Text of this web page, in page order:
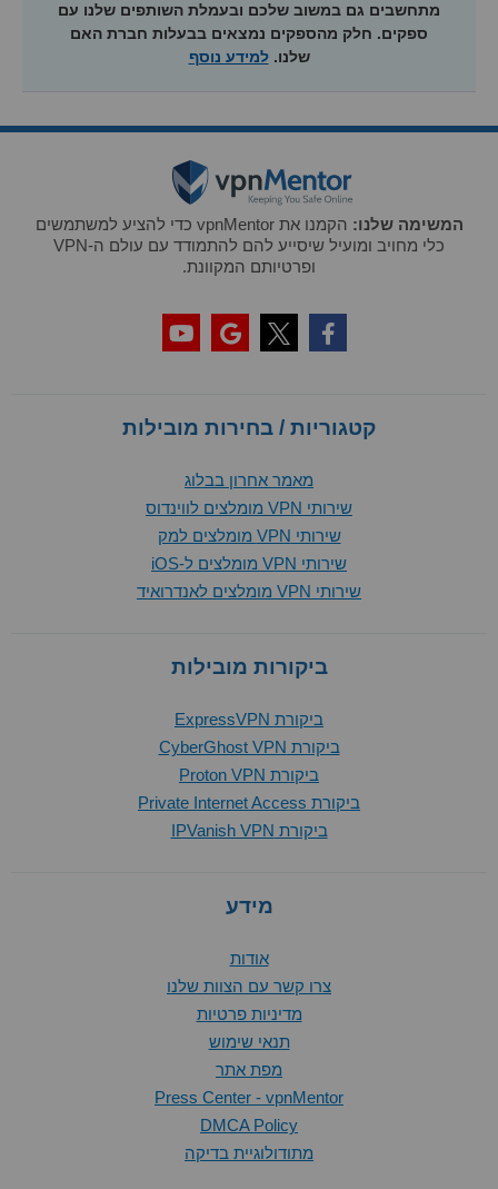
מתחשבים גם במשוב שלכם ובעמלת השותפים שלנו עם
ספקים. חלק מהספקים נמצאים בבעלות חברת האם
שלנו.למידע נוסף
המשימה שלנו:
הקמנו את vpnMentor כדי להציע למשתמשים
כלי מחויב ומועיל שיסייע להם להתמודד עם עולם ה-VPN
ופרטיותם המקוונת.
קטגוריות / בחירות מובילות
מאמר אחרון בבלוג
שירותי VPN מומלצים לווינדוס
שירותי VPN מומלצים למק
שירותי VPN מומלצים ל-iOS
שירותי VPN מומלצים לאנדרואיד
ביקורות מובילות
ביקורת ExpressVPN
ביקורת CyberGhost VPN
ביקורת Proton VPN
ביקורת Private Internet Access
ביקורת IPVanish VPN
מידע
אודות
צרו קשר עם הצוות שלנו
מדיניות פרטיות
תנאי שימוש
מפת אתר
Press Center - vpnMentor
DMCA Policy
מתודולוגיית בדיקה